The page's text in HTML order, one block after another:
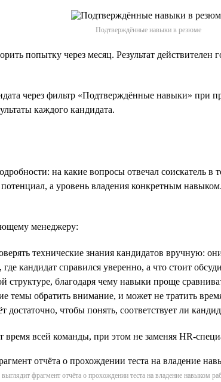
Подтверждённые навыки в резюме
попытку через месяц. Результат
через фильтр «Подтверждённые навыки» при
каждого кандидата.
на какие вопросы отвечал соискатель
а уровень владения конкретным
менеджеру:
технические знания кандидатов вручную:
кандидат справился уверенно, а что стоит
благодаря чему навыки проще
темы обратить внимание, и может не тратить
достаточно, чтобы понять, соответствует ли
всей команды, при этом не заменяя HR-
выглядит фрагмент отчёта о прохождении теста на владение навыком